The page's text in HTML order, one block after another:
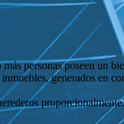
personas poseen un
generados en